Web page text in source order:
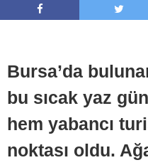
Bursa’da
bu sıcak yaz
hem yabancı
noktası oldu.